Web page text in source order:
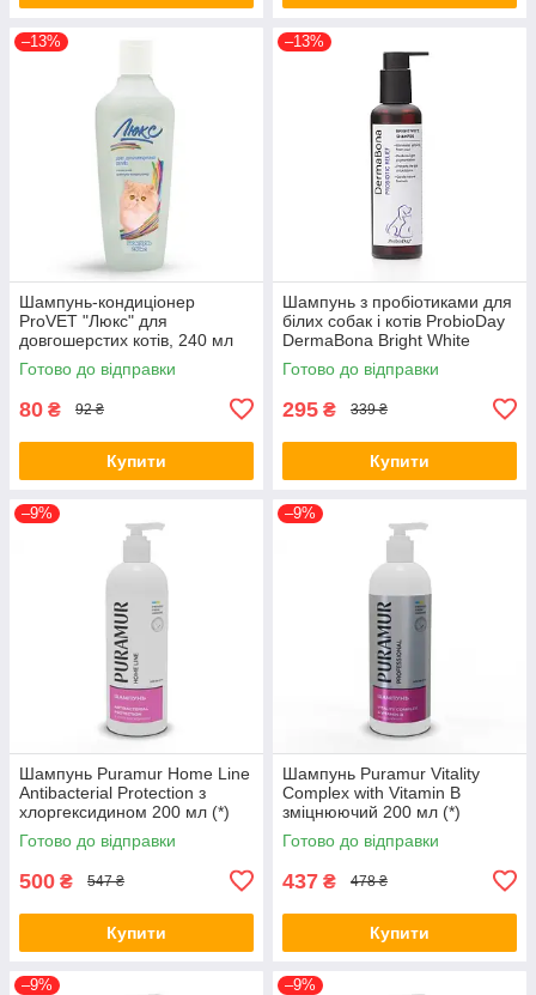
–13%
Шампунь-кондиціонер
ProVET "Люкс" для
довгошерстих котів, 240 мл
(*)
Готово до відправки
80 ₴ 92 ₴
Купити
–13%
Шампунь з пробіотиками для
білих собак і котів ProbioDay
DermaBona Bright White
Дермабона 200 мл (*)
Готово до відправки
295 ₴ 339 ₴
Купити
–9%
Шампунь Puramur Home Line
Antibacterial Protection з
хлоргексидином 200 мл (*)
Готово до відправки
500 ₴ 547 ₴
Купити
–9%
Шампунь Puramur Vitality
Complex with Vitamin B
зміцнюючий 200 мл (*)
Готово до відправки
437 ₴ 478 ₴
Купити
–9% –9%